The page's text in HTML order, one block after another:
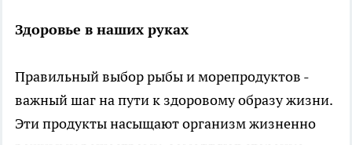
Здоровье в наших руках
Правильный выбор рыбы и морепродуктов -
важный шаг на пути к здоровому образу жизни.
Эти продукты насыщают организм жизненно